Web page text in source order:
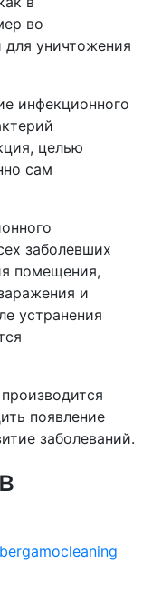
во
для уничтожения
инфекционного
целью
сам
заболевших
помещения,
и
устранения
появление
заболеваний.